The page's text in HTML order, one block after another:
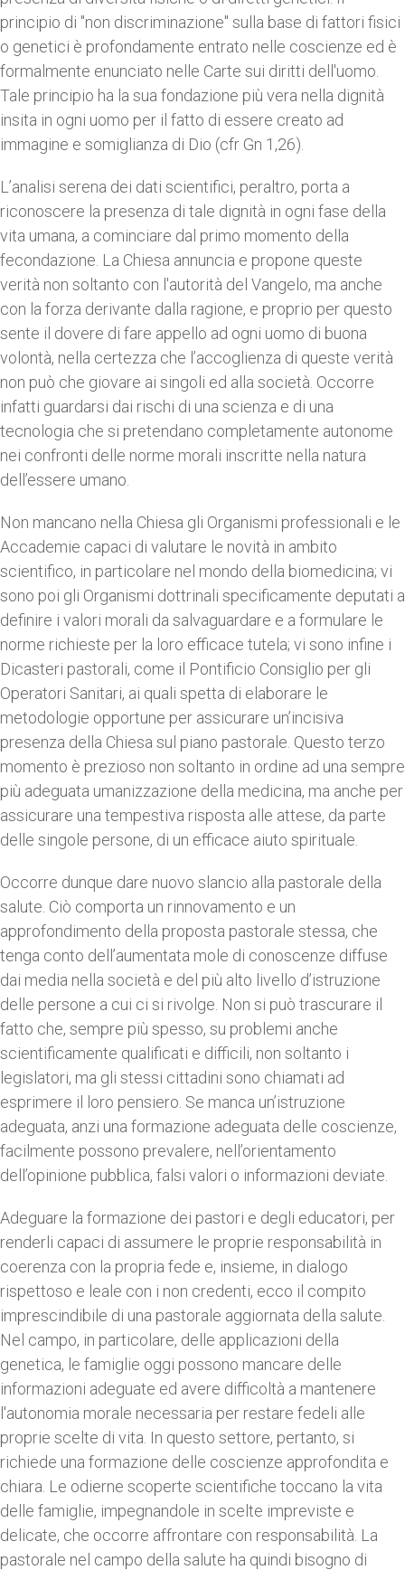
principio di "non discriminazione" sulla base di fattori fisici
o genetici è profondamente entrato nelle coscienze ed è
formalmente enunciato nelle Carte sui diritti dell'uomo.
Tale principio ha la sua fondazione più vera nella dignità
insita in ogni uomo per il fatto di essere creato ad
immagine e somiglianza di Dio (cfr Gn 1,26).
L’analisi serena dei dati scientifici, peraltro, porta a
riconoscere la presenza di tale dignità in ogni fase della
vita umana, a cominciare dal primo momento della
fecondazione. La Chiesa annuncia e propone queste
verità non soltanto con l'autorità del Vangelo, ma anche
con la forza derivante dalla ragione, e proprio per questo
sente il dovere di fare appello ad ogni uomo di buona
volontà, nella certezza che l’accoglienza di queste verità
non può che giovare ai singoli ed alla società. Occorre
infatti guardarsi dai rischi di una scienza e di una
tecnologia che si pretendano completamente autonome
nei confronti delle norme morali inscritte nella natura
dell’essere umano.
Non mancano nella Chiesa gli Organismi professionali e le
Accademie capaci di valutare le novità in ambito
scientifico, in particolare nel mondo della biomedicina; vi
sono poi gli Organismi dottrinali specificamente deputati a
definire i valori morali da salvaguardare e a formulare le
norme richieste per la loro efficace tutela; vi sono infine i
Dicasteri pastorali, come il Pontificio Consiglio per gli
Operatori Sanitari, ai quali spetta di elaborare le
metodologie opportune per assicurare un’incisiva
presenza della Chiesa sul piano pastorale. Questo terzo
momento è prezioso non soltanto in ordine ad una sempre
più adeguata umanizzazione della medicina, ma anche per
assicurare una tempestiva risposta alle attese, da parte
delle singole persone, di un efficace aiuto spirituale.
Occorre dunque dare nuovo slancio alla pastorale della
salute. Ciò comporta un rinnovamento e un
approfondimento della proposta pastorale stessa, che
tenga conto dell’aumentata mole di conoscenze diffuse
dai media nella società e del più alto livello d’istruzione
delle persone a cui ci si rivolge. Non si può trascurare il
fatto che, sempre più spesso, su problemi anche
scientificamente qualificati e difficili, non soltanto i
legislatori, ma gli stessi cittadini sono chiamati ad
esprimere il loro pensiero. Se manca un’istruzione
adeguata, anzi una formazione adeguata delle coscienze,
facilmente possono prevalere, nell’orientamento
dell’opinione pubblica, falsi valori o informazioni deviate.
Adeguare la formazione dei pastori e degli educatori, per
renderli capaci di assumere le proprie responsabilità in
coerenza con la propria fede e, insieme, in dialogo
rispettoso e leale con i non credenti, ecco il compito
imprescindibile di una pastorale aggiornata della salute.
Nel campo, in particolare, delle applicazioni della
genetica, le famiglie oggi possono mancare delle
informazioni adeguate ed avere difficoltà a mantenere
l'autonomia morale necessaria per restare fedeli alle
proprie scelte di vita. In questo settore, pertanto, si
richiede una formazione delle coscienze approfondita e
chiara. Le odierne scoperte scientifiche toccano la vita
delle famiglie, impegnandole in scelte impreviste e
delicate, che occorre affrontare con responsabilità. La
pastorale nel campo della salute ha quindi bisogno di